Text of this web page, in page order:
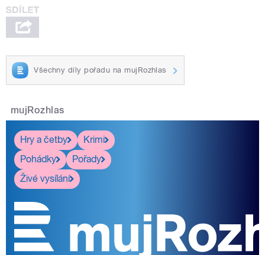
Všechny díly pořadu na mujRozhlas
mujRozhlas
Hry a četby
Krimi
Pohádky
Pořady
Živé vysílání